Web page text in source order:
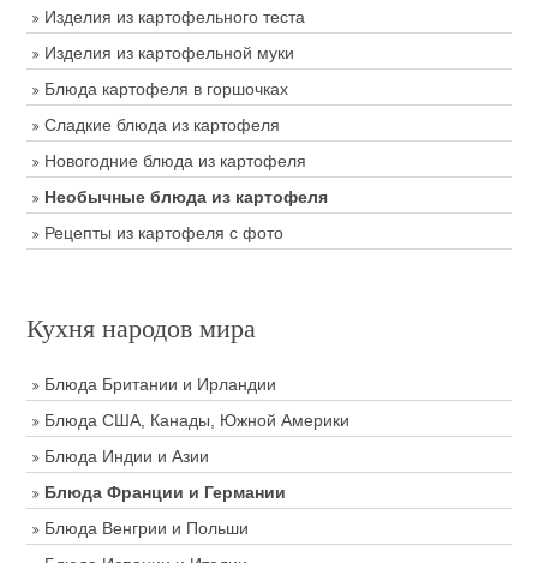
Изделия из картофельного теста
Изделия из картофельной муки
Блюда картофеля в горшочках
Сладкие блюда из картофеля
Новогодние блюда из картофеля
Необычные блюда из картофеля
Рецепты из картофеля с фото
Кухня народов мира
Блюда Британии и Ирландии
Блюда США, Канады, Южной Америки
Блюда Индии и Азии
Блюда Франции и Германии
Блюда Венгрии и Польши